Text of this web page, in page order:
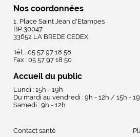
Nos coordonnées
1, Place Saint Jean d'Etampes
BP 30047
33652 LA BREDE CEDEX
Tél. : 05 57 97 18 58
Fax : 05 57 97 18 50
Accueil du public
Lundi : 15h - 19h
Du mardi au vendredi : 9h - 12h / 15h -
Samedi : 9h - 12h
Contact santé